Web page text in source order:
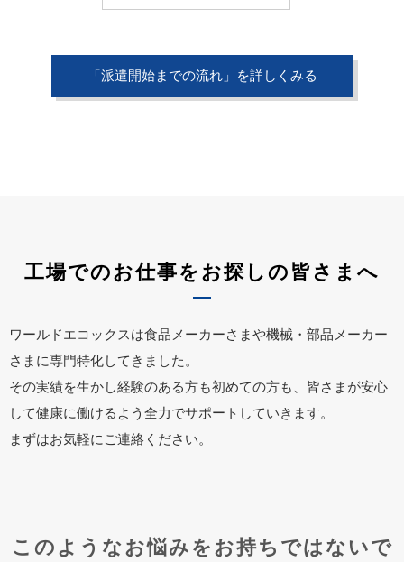
「派遣開始までの流れ」を詳しくみる
工場でのお仕事をお探しの皆さまへ
ワールドエコックスは食品メーカーさまや機械・部品メーカー
さまに専門特化してきました。
その実績を生かし経験のある方も初めての方も、皆さまが安心
して健康に働けるよう全力でサポートしていきます。
まずはお気軽にご連絡ください。
このようなお悩みをお持ちではないで